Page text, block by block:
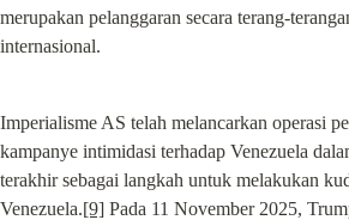
merupakan pelanggaran secara terang-
internasional.
Imperialisme AS telah melancarkan operasi
kampanye intimidasi terhadap Venezuela
terakhir sebagai langkah untuk melakukan
Venezuela.[9] Pada 11 November 2025,